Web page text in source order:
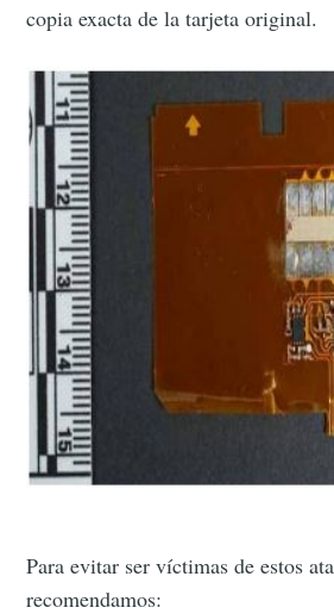
copia exacta de la tarjeta original.
Para evitar ser víctimas de estos
recomendamos: